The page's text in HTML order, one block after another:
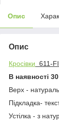
Опис
Опис
Кросівки 611-
В наявності
Верх -
Підкладка-
Устілка - з